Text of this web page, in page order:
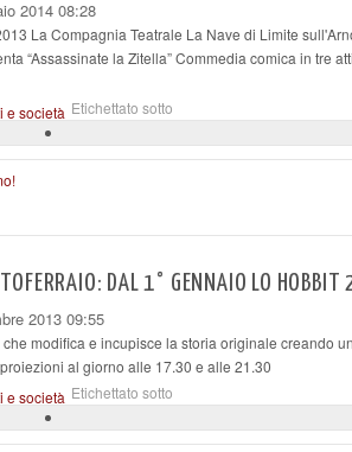
2014 08:28
La Compagnia Teatrale La Nave di Limite
“Assassinate la Zitella” Commedia comica in tre
e società Etichettato sotto
DAL 1° GENNAIO LO HOBBIT
2013 09:55
modifica e incupisce la storia originale creando
al giorno alle 17.30 e alle 21.30
e società Etichettato sotto